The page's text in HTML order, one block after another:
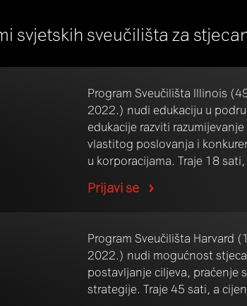
svjetskih sveučilišta za
Program Sveučilišta Illinois
2022.) nudi edukaciju u
edukacije razviti
vlastitog poslovanja i
u korporacijama. Traje 18
Prijavi se
Program Sveučilišta Harvard
2022.) nudi mogućnost
postavljanje ciljeva, praćenje
strategije. Traje 45 sati, a